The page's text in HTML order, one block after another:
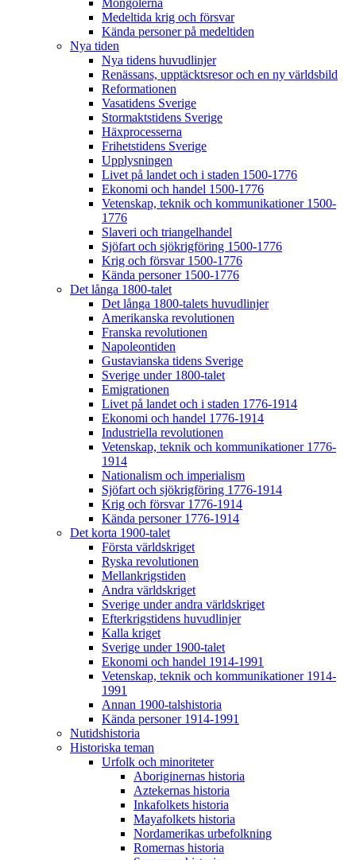
Mongolerna
Medeltida krig och försvar
Kända personer på medeltiden
Nya tiden
Nya tidens huvudlinjer
Renässans, upptäcktsresor och en ny världsbild
Reformationen
Vasatidens Sverige
Stormaktstidens Sverige
Häxprocesserna
Frihetstidens Sverige
Upplysningen
Livet på landet och i staden 1500-1776
Ekonomi och handel 1500-1776
Vetenskap, teknik och kommunikationer 1500-
1776
Slaveri och triangelhandel
Sjöfart och sjökrigföring 1500-1776
Krig och försvar 1500-1776
Kända personer 1500-1776
Det långa 1800-talet
Det långa 1800-talets huvudlinjer
Amerikanska revolutionen
Franska revolutionen
Napoleontiden
Gustavianska tidens Sverige
Sverige under 1800-talet
Emigrationen
Livet på landet och i staden 1776-1914
Ekonomi och handel 1776-1914
Industriella revolutionen
Vetenskap, teknik och kommunikationer 1776-
1914
Nationalism och imperialism
Sjöfart och sjökrigföring 1776-1914
Krig och försvar 1776-1914
Kända personer 1776-1914
Det korta 1900-talet
Första världskriget
Ryska revolutionen
Mellankrigstiden
Andra världskriget
Sverige under andra världskriget
Efterkrigstidens huvudlinjer
Kalla kriget
Sverige under 1900-talet
Ekonomi och handel 1914-1991
Vetenskap, teknik och kommunikationer 1914-
1991
Annan 1900-talshistoria
Kända personer 1914-1991
Nutidshistoria
Historiska teman
Urfolk och minoriteter
Aboriginernas historia
Aztekernas historia
Inkafolkets historia
Mayafolkets historia
Nordamerikas urbefolkning
Romernas historia